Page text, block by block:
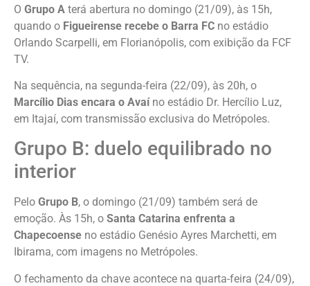
O Grupo A terá abertura no domingo (21/09), às 15h,
quando o Figueirense recebe o Barra FC no estádio
Orlando Scarpelli, em Florianópolis, com exibição da FCF
TV.
Na sequência, na segunda-feira (22/09), às 20h, o
Marcílio Dias encara o Avaíno estádio Dr. Hercílio Luz,
em Itajaí, com transmissão exclusiva do Metrópoles.
Grupo B: duelo equilibrado no
interior
Pelo Grupo B, o domingo (21/09) também será de
emoção. Às 15h, o Santa Catarina enfrenta a
Chapecoense no estádio Genésio Ayres Marchetti, em
Ibirama, com imagens no Metrópoles.
O fechamento da chave acontece na quarta-feira (24/09),